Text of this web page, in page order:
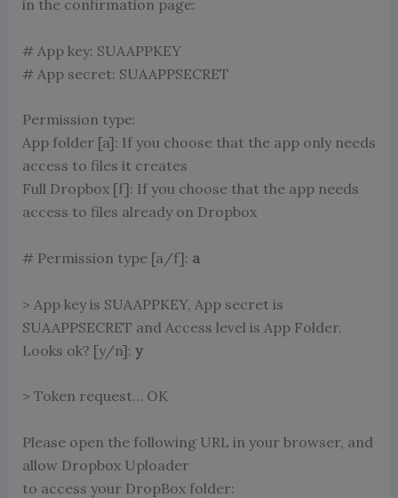
in the confirmation page:
# App key: SUAAPPKEY
# App secret: SUAAPPSECRET
Permission type:
App folder [a]: If you choose that the app only needs
access to files it creates
Full Dropbox [f]: If you choose that the app needs
access to files already on Dropbox
# Permission type [a/f]: a
> App key is SUAAPPKEY, App secret is
SUAAPPSECRET and Access level is App Folder.
Looks ok? [y/n]: y
> Token request… OK
Please open the following URL in your browser, and
allow Dropbox Uploader
to access your DropBox folder: